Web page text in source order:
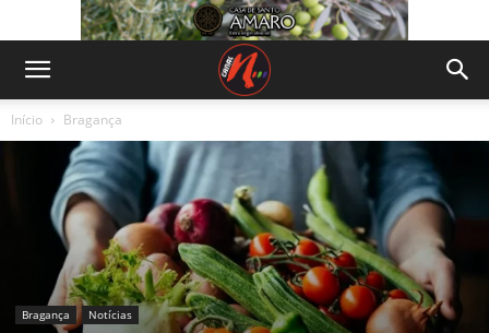
Início Bragança
Bragança Notícias